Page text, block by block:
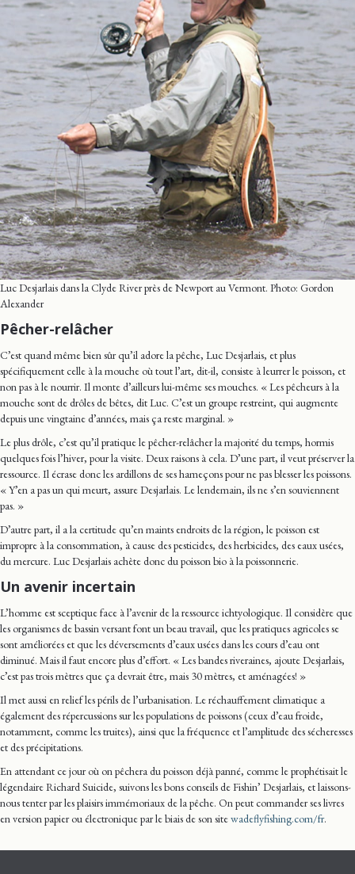
Luc Desjarlais dans la Clyde River près de Newport au Vermont. Photo: Gordon
Alexander
Pêcher-relâcher
C’est quand même bien sûr qu’il adore la pêche, Luc Desjarlais, et plus
spécifiquement celle à la mouche où tout l’art, dit-il, consiste à leurrer le poisson, et
non pas à le nourrir. Il monte d’ailleurs lui-même ses mouches. « Les pêcheurs à la
mouche sont de drôles de bêtes, dit Luc. C’est un groupe restreint, qui augmente
depuis une vingtaine d’années, mais ça reste marginal. »
Le plus drôle, c’est qu’il pratique le pêcher-relâcher la majorité du temps, hormis
quelques fois l’hiver, pour la visite. Deux raisons à cela. D’une part, il veut préserver la
ressource. Il écrase donc les ardillons de ses hameçons pour ne pas blesser les poissons.
« Y’en a pas un qui meurt, assure Desjarlais. Le lendemain, ils ne s’en souviennent
pas. »
D’autre part, il a la certitude qu’en maints endroits de la région, le poisson est
impropre à la consommation, à cause des pesticides, des herbicides, des eaux usées,
du mercure. Luc Desjarlais achète donc du poisson bio à la poissonnerie.
Un avenir incertain
L’homme est sceptique face à l’avenir de la ressource ichtyologique. Il considère que
les organismes de bassin versant font un beau travail, que les pratiques agricoles se
sont améliorées et que les déversements d’eaux usées dans les cours d’eau ont
diminué. Mais il faut encore plus d’effort. « Les bandes riveraines, ajoute Desjarlais,
c’est pas trois mètres que ça devrait être, mais 30 mètres, et aménagées! »
Il met aussi en relief les périls de l’urbanisation. Le réchauffement climatique a
également des répercussions sur les populations de poissons (ceux d’eau froide,
notamment, comme les truites), ainsi que la fréquence et l’amplitude des sécheresses
et des précipitations.
En attendant ce jour où on pêchera du poisson déjà panné, comme le prophétisait le
légendaire Richard Suicide, suivons les bons conseils de Fishin’ Desjarlais, et laissons-
nous tenter par les plaisirs immémoriaux de la pêche. On peut commander ses livres
en version papier ou électronique par le biais de son sitewadeflyfishing.com/fr.